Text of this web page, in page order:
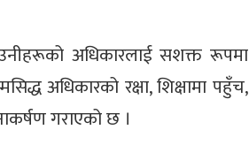
अधिकारलाई सशक्त रूपमा
अधिकारको रक्षा, शिक्षामा पहुँच,
गराएको छ ।